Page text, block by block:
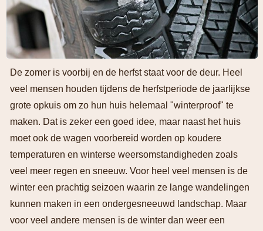
De zomer is voorbij en de herfst staat voor de deur. Heel
veel mensen houden tijdens de herfstperiode de jaarlijkse
grote opkuis om zo hun huis helemaal "winterproof" te
maken. Dat is zeker een goed idee, maar naast het huis
moet ook de wagen voorbereid worden op koudere
temperaturen en winterse weersomstandigheden zoals
veel meer regen en sneeuw. Voor heel veel mensen is de
winter een prachtig seizoen waarin ze lange wandelingen
kunnen maken in een ondergesneeuwd landschap. Maar
voor veel andere mensen is de winter dan weer een